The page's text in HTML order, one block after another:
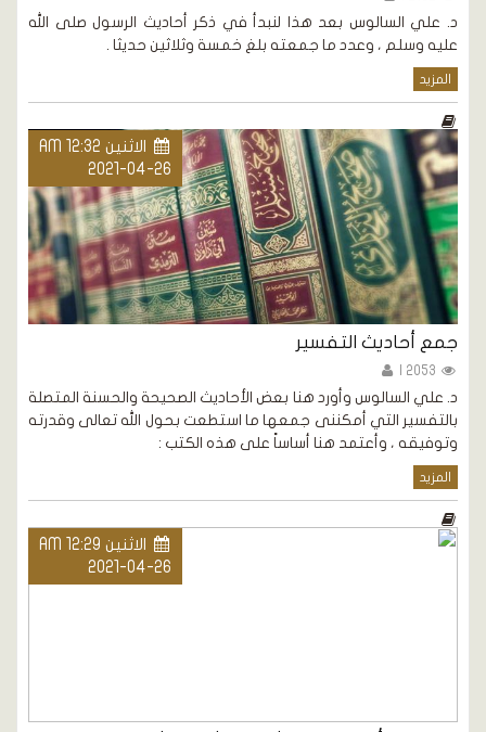
د. علي السالوس بعد هذا لنبدأ في ذكر أحاديث الرسول صلى الله
عليه وسلم ، وعدد ما جمعته بلغ خمسة وثلاثين حديثا .
المزيد
الاثنين AM 12:32
2021-04-26
جمع أحاديث التفسير
د. علي السالوس وأورد هنا بعض الأحاديث الصحيحة والحسنة المتصلة
بالتفسير التي أمكننى جمعها ما استطعت بحول الله تعالى وقدرته
وتوفيقه ، وأعتمد هنا أساساً على هذه الكتب :
المزيد
الاثنين AM 12:29
2021-04-26